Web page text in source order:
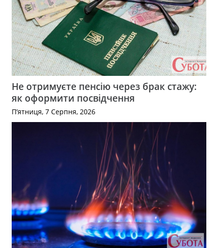
Не отримуєте пенсію через брак стажу:
як оформити посвідчення
П’ятниця, 7 Серпня, 2026